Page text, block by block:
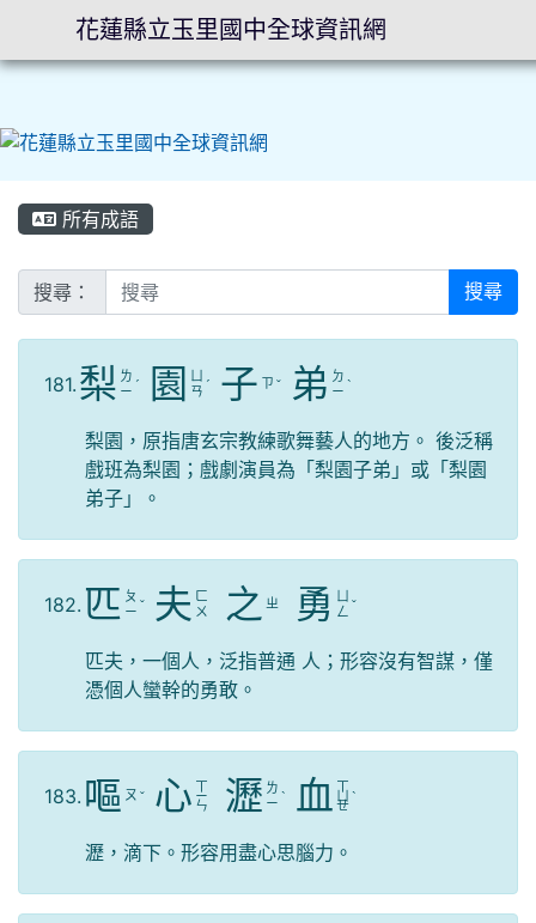
所有成語
搜尋： 搜尋
181. 梨 ㄌ
ㄧ ˊ 園
ㄢ ˊ 子 ㄗ ˇ 弟 ㄉ
ㄧ ˋ
梨園，原指唐玄宗教練歌舞藝人的地方。 後泛稱
戲班為梨園；戲劇演員為「梨園子弟」或「梨園
弟子」。
182. 匹 ㄆ
ㄧ ˇ 夫 ㄈ
ㄨ
之 ㄓ 勇 ㄥ ˇ
匹夫，一個人，泛指普通 人；形容沒有智謀，僅
憑個人蠻幹的勇敢。
183. 嘔 ㄡ ˇ 心 ㄒ
ㄧ
ㄣ 瀝 ㄌ
ㄧ ˋ 血 ㄒ
ㄩ
ㄝ
ˋ
瀝，滴下。形容用盡心思腦力。
花蓮縣立玉里國中全球資訊網